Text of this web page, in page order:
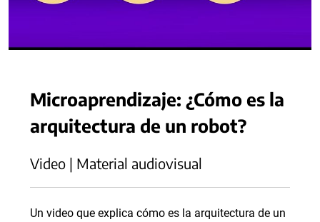
Microaprendizaje: ¿Cómo es la
arquitectura de un robot?
Video | Material audiovisual
Un video que explica cómo es la arquitectura de un